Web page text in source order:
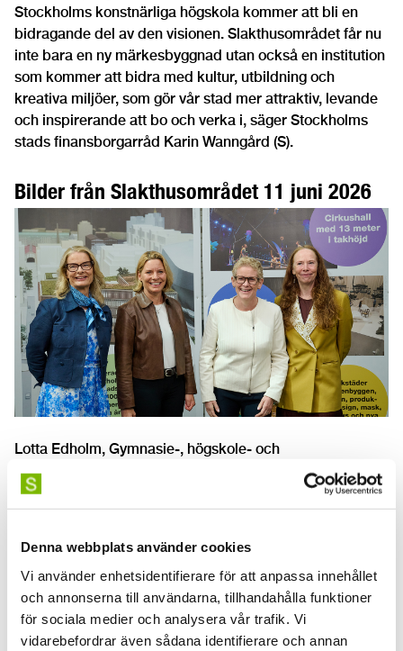
Denna webbplats använder cookies
Vi använder enhetsidentifierare för att anpassa innehållet
och annonserna till användarna, tillhandahålla funktioner
för sociala medier och analysera vår trafik. Vi
vidarebefordrar även sådana identifierare och annan
Stockholms konstnärliga högskola kommer att bli en
bidragande del av den visionen. Slakthusområdet får nu
inte bara en ny märkesbyggnad utan också en institution
som kommer att bidra med kultur, utbildning och
kreativa miljöer, som gör vår stad mer attraktiv, levande
och inspirerande att bo och verka i, säger Stockholms
stads finansborgarråd Karin Wanngård (S).
Bilder från Slakthusområdet 11 juni 2026
Lotta Edholm, Gymnasie-, högskole- och
forskningsminister, Annica Ånäs, VD Atrium Ljungberg,
Karin Wanngård, Finansborgarråd Stockholms stad,
Ellen Røed, Rektor SKH